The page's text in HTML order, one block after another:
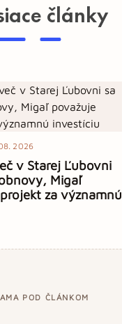
články
2026
v Starej Ľubovni
Migaľ
za významnú
POD ČLÁNKOM